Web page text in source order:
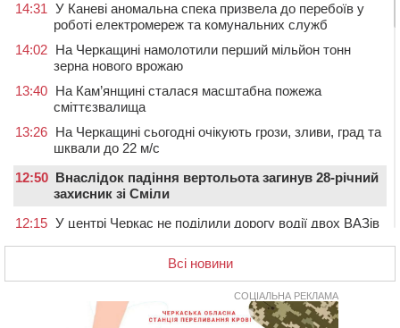
14:31 У Каневі аномальна спека призвела до перебоїв у
роботі електромереж та комунальних служб
14:02 На Черкащині намолотили перший мільйон тонн
зерна нового врожаю
13:40 На Кам’янщині сталася масштабна пожежа
сміттєзвалища
13:26 На Черкащині сьогодні очікують грози, зливи, град та
шквали до 22 м/с
12:50 Внаслідок падіння вертольота загинув 28-річний
захисник зі Сміли
12:15 У центрі Черкас не поділили дорогу водії двох ВАЗів
11:29 У Черкасах до середини серпня обмежать рух
транспорту на трьох вулицях
На Черкащині кількість укриттів збільшилась
уп’ятеро з початку повномасштабної війни
Всі новини
СОЦІАЛЬНА РЕКЛАМА